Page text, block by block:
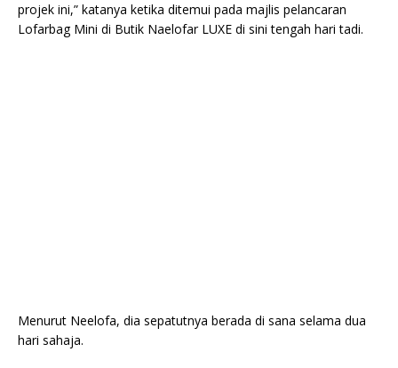
projek ini,” katanya ketika ditemui pada majlis pelancaran
Lofarbag Mini di Butik Naelofar LUXE di sini tengah hari tadi.
Menurut Neelofa, dia sepatutnya berada di sana selama dua
hari sahaja.